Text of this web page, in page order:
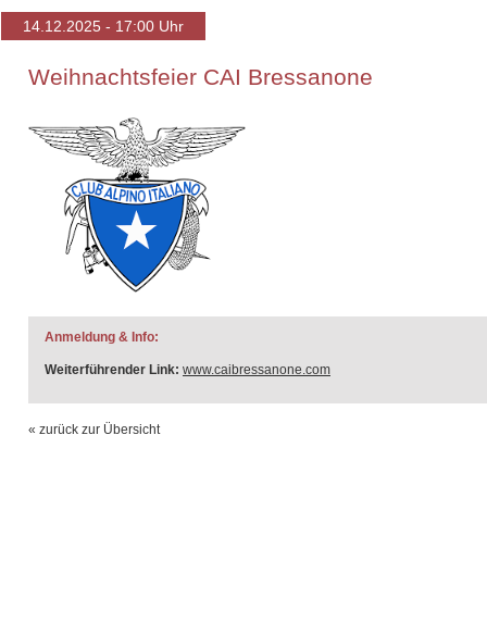
14.12.2025 - 17:00 Uhr
Weihnachtsfeier CAI Bressanone
Anmeldung & Info:
Weiterführender Link: www.caibressanone.com
« zurück zur Übersicht